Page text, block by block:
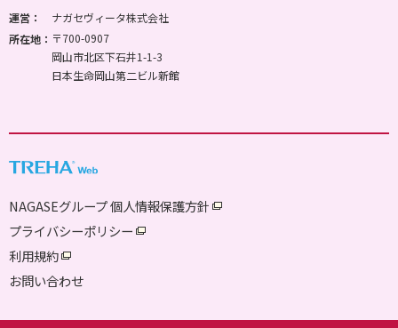
ウェブ会員の受けられるサービスの利用に関して
発生した損害、損失に対して、当社はいかなる責
任も負いません。
会員ページの内容に関する著作権、肖像権、パブ
します。無断で転用・転載することはできませ
ん。
運営：
ナガセヴィータ株式会社
所在地： 〒700-0907
岡山市北区下石井1-1-3
日本生命岡山第二ビル新館
NAGASEグループ 個人情報保護方針
プライバシーポリシー
利用規約
お問い合わせ